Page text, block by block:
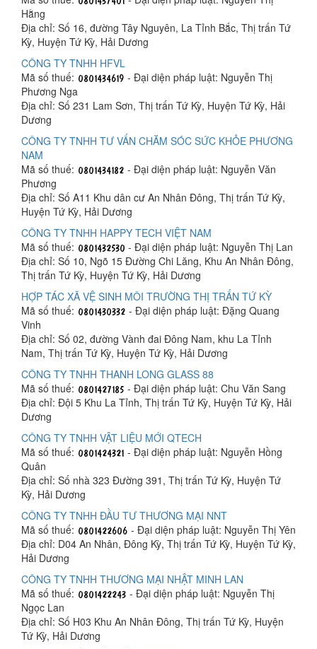
Hằng
Địa chỉ: Số 16, đường Tây Nguyên, La Tỉnh Bắc, Thị trấn Tứ
Kỳ, Huyện Tứ Kỳ, Hải Dương
CÔNG TY TNHH HFVL
Mã số thuế:
- Đại diện pháp luật: Nguyễn Thị
Phương Nga
Địa chỉ: Số 231 Lam Sơn, Thị trấn Tứ Kỳ, Huyện Tứ Kỳ, Hải
Dương
CÔNG TY TNHH TƯ VẤN CHĂM SÓC SỨC KHỎE PHƯƠNG
NAM
Mã số thuế:
- Đại diện pháp luật: Nguyễn Văn
Phương
Địa chỉ: Số A11 Khu dân cư An Nhân Đông, Thị trấn Tứ Kỳ,
Huyện Tứ Kỳ, Hải Dương
CÔNG TY TNHH HAPPY TECH VIỆT NAM
Mã số thuế:
- Đại diện pháp luật: Nguyễn Thị Lan
Địa chỉ: Số 10, Ngõ 15 Đường Chi Lăng, Khu An Nhân Đông,
Thị trấn Tứ Kỳ, Huyện Tứ Kỳ, Hải Dương
HỢP TÁC XÃ VỆ SINH MÔI TRƯỜNG THỊ TRẤN TỨ KỲ
Mã số thuế:
- Đại diện pháp luật: Đặng Quang
Vinh
Địa chỉ: Số 02, đường Vành đai Đông Nam, khu La Tỉnh
Nam, Thị trấn Tứ Kỳ, Huyện Tứ Kỳ, Hải Dương
CÔNG TY TNHH THANH LONG GLASS 88
Mã số thuế:
- Đại diện pháp luật: Chu Văn Sang
Địa chỉ: Đội 5 Khu La Tỉnh, Thị trấn Tứ Kỳ, Huyện Tứ Kỳ, Hải
Dương
CÔNG TY TNHH VẬT LIỆU MỚI QTECH
Mã số thuế:
- Đại diện pháp luật: Nguyễn Hồng
Quân
Địa chỉ: Số nhà 323 Đường 391, Thị trấn Tứ Kỳ, Huyện Tứ
Kỳ, Hải Dương
CÔNG TY TNHH ĐẦU TƯ THƯƠNG MẠI NNT
Mã số thuế:
- Đại diện pháp luật: Nguyễn Thị Yên
Địa chỉ: D04 An Nhân, Đông Kỳ, Thị trấn Tứ Kỳ, Huyện Tứ Kỳ,
Hải Dương
CÔNG TY TNHH THƯƠNG MẠI NHẬT MINH LAN
Mã số thuế:
- Đại diện pháp luật: Nguyễn Thị
Ngọc Lan
Địa chỉ: Số H03 Khu An Nhân Đông, Thị trấn Tứ Kỳ, Huyện
Tứ Kỳ, Hải Dương